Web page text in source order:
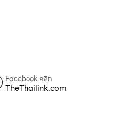
Facebook คลิก
TheThailink.com